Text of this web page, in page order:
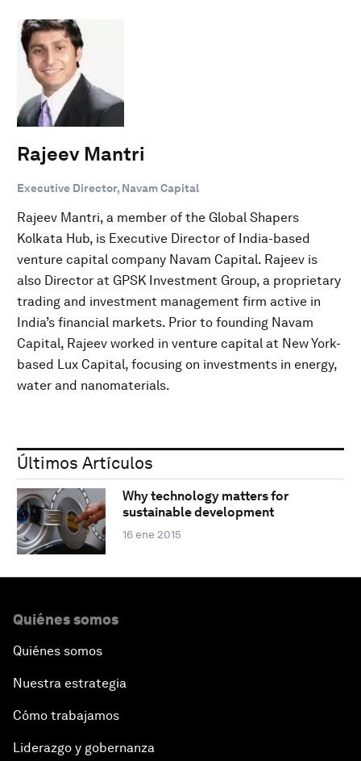
Rajeev Mantri
Executive Director, Navam Capital
Rajeev Mantri, a member of the Global Shapers
Kolkata Hub, is Executive Director of India-based
venture capital company Navam Capital. Rajeev is
also Director at GPSK Investment Group, a proprietary
trading and investment management firm active in
India’s financial markets. Prior to founding Navam
Capital, Rajeev worked in venture capital at New York-
based Lux Capital, focusing on investments in energy,
water and nanomaterials.
Últimos Artículos
Why technology matters for
sustainable development
16 ene 2015
Quiénes somos
Quiénes somos
Nuestra estrategia
Cómo trabajamos
Liderazgo y gobernanza